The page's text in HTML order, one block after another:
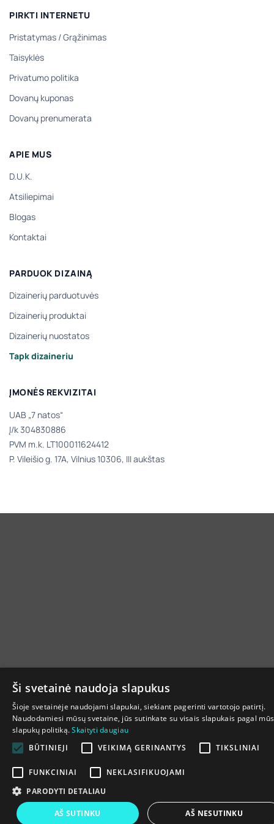
PIRKTI INTERNETU
Pristatymas /Grąžinimas
Taisyklės
Privatumo politika
Dovanų kuponas
Dovanų prenumerata
APIE MUS
D.U.K.
Atsiliepimai
Blogas
Kontaktai
PARDUOK DIZAINĄ
Dizainerių parduotuvės
Dizainerių produktai
Dizainerių nuostatos
Tapk dizaineriu
ĮMONĖS REKVIZITAI
UAB „7 natos“
Į/k 304830886
PVM m.k. LT100011624412
P. Vileišio g. 17A, Vilnius 10306, III aukštas
Ši svetainė naudoja slapukus
Šioje svetainėje naudojami slapukai, siekiant pagerinti vartotojo patirtį.
Naudodamiesi mūsų svetaine, jūs sutinkate su visais slapukais pagal
slapukų politiką.Skaityti daugiau
BŪTINIEJI
VEIKIMĄ GERINANTYS TIKSLINIAI
FUNKCINIAI
NEKLASIFIKUOJAMI
PARODYTI DETALIAU
AŠ SUTINKU AŠ NESUTINKU